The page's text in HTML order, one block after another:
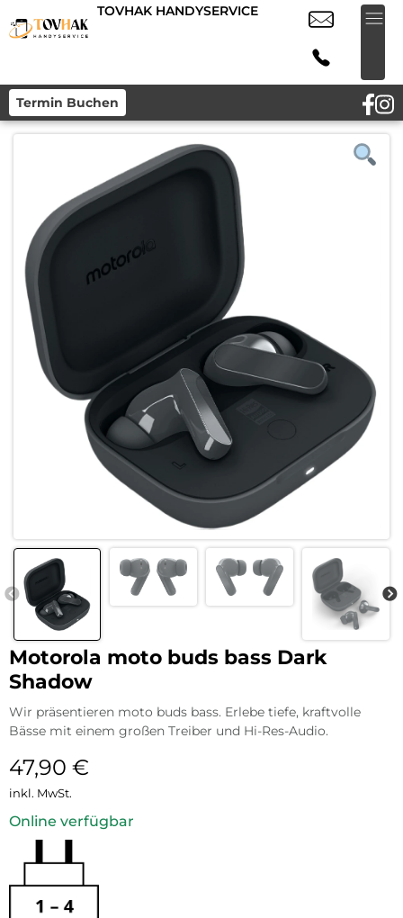
TOVHAK HANDYSERVICE
Termin Buchen
Motorola moto buds bass Dark
Shadow
Wir präsentieren moto buds bass. Erlebe tiefe, kraftvolle
Bässe mit einem großen Treiber und Hi-Res-Audio.
47,90 €
inkl. MwSt.
Online verfügbar